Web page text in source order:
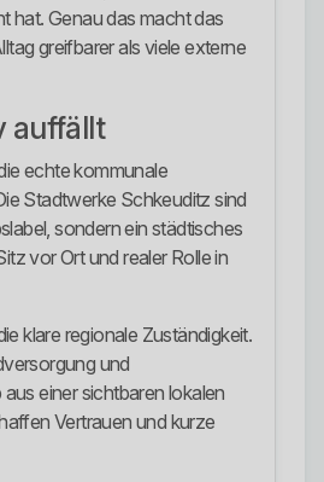
hat. Genau das macht das
greifbarer als viele externe
auffällt
echte kommunale
Stadtwerke Schkeuditz sind
sondern ein städtisches
vor Ort und realer Rolle in
klare regionale Zuständigkeit.
und
einer sichtbaren lokalen
Vertrauen und kurze